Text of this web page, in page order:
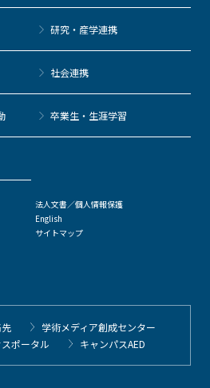
研究・産学連携
社会連携
卒業生・生涯学習
法人文書／個人情報保護
English
サイトマップ
学術メディア創成センター
ポータル
キャンパスAED